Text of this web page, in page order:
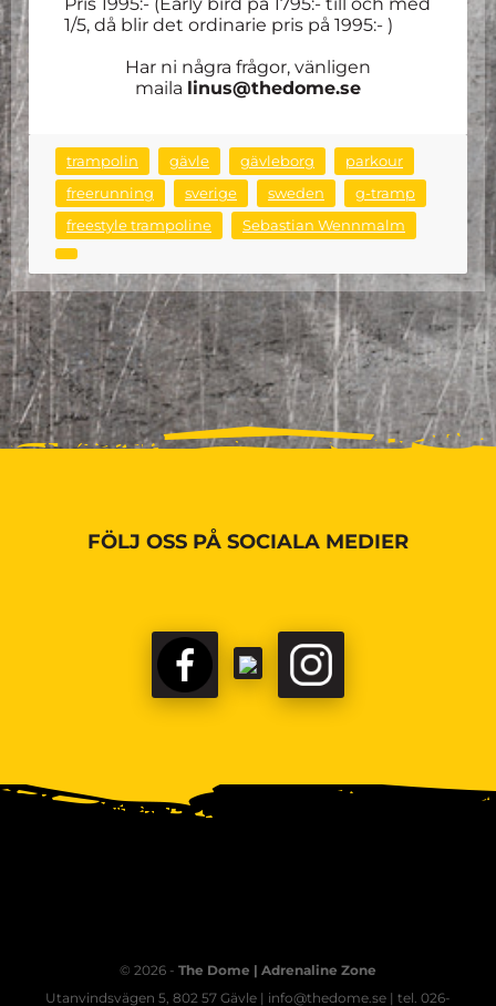
1/5, då blir det ordinarie pris på 1995:- )
Har ni några frågor, vänligen
maila linus@thedome.se
trampolin gävle gävleborg
parkour
freerunning
sverige sweden
g-tramp
freestyle trampoline
Sebastian Wennmalm
FÖLJ OSS PÅ SOCIALA MEDIER
© 2026 - The Dome | Adrenaline Zone
Utanvindsvägen 5, 802 57 Gävle | info@thedome.se | tel. 026-